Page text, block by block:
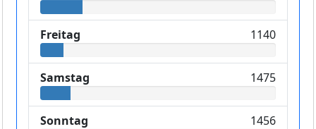
Freitag 1140
Samstag 1475
Sonntag 1456